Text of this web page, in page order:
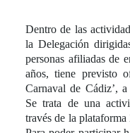
Dentro de las
la Delegación
personas afiliadas de
años, tiene previsto
Carnaval de Cádiz’,
Se trata de una
través de la